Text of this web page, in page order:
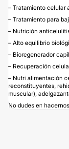
– Tratamiento celular
– Tratamiento para
– Nutrición
– Alto equilibrio
– Bioregenerador
– Recuperación
– Nutri alimentación
reconstituyentes,
muscular),
No dudes en